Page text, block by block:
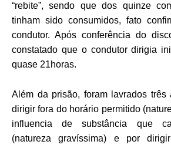
“rebite”, sendo que dos quinze
tinham sido consumidos, fato
condutor. Após conferência do
constatado que o condutor dirigia
quase 21horas.
Além da prisão, foram lavrados três
dirigir fora do horário permitido
influencia de substância que
(natureza gravíssima) e por